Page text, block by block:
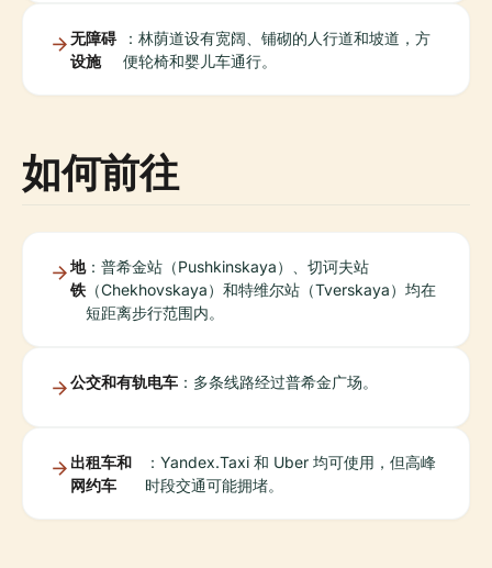
无障碍
设施
：林荫道设有宽阔、铺砌的人行道和坡道，方
便轮椅和婴儿车通行。
如何前往
地
铁
：普希金站（Pushkinskaya）、切诃夫站
（Chekhovskaya）和特维尔站（Tverskaya）均在
短距离步行范围内。
公交和有轨电车 ：多条线路经过普希金广场。
出租车和
网约车
：Yandex.Taxi 和 Uber 均可使用，但高峰
时段交通可能拥堵。